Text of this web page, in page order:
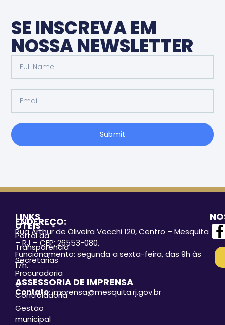
SE INSCREVA EM
NOSSA NEWSLETTER
Submit
LINKS
ÚTEIS
Portal da
Transparência
Secretarias
Procuradoria
e
Controladoria
Gestão
municipal
ENDEREÇO:
Rua Arthur de Oliveira Vecchi 120, Centro – Mesquita
– RJ – CEP: 26553-080.
Funcionamento: segunda a sexta-feira, das 9h às
17h.
ASSESSORIA DE IMPRENSA
Contato: imprensa@mesquita.rj.gov.br